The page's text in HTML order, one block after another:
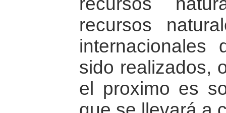
recursos
internacionales
sido realizados,
el proximo es